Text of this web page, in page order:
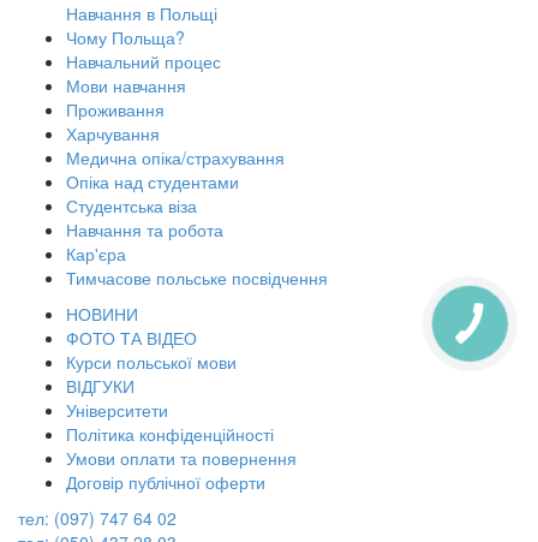
Навчання в Польщі
Чому Польща?
Навчальний процес
Мови навчання
Проживання
Харчування
Медична опіка/страхування
Опіка над студентами
Студентська віза
Навчання та робота
Кар'єра
Тимчасове польське посвідчення
НОВИНИ
ФОТО ТА ВІДЕО
Курси польської мови
ВІДГУКИ
Університети
Політика конфіденційності
Умови оплати та повернення
Договір публічної оферти
тел: (097) 747 64 02
КНОПКА
ЗВ'ЯЗКУ